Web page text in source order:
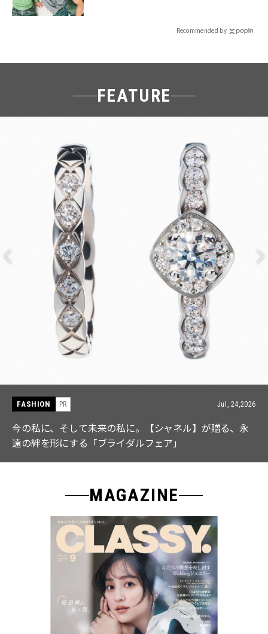
Recommended by
FEATURE
FASHION PR Jul, 15,2026
【ICB】人気インフルエンサーと共同制作! 週5で着たく
なる「名品ブラウス」２選
MAGAZINE